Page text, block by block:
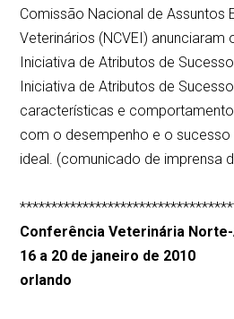
Comissão Nacional de Assuntos
Veterinários (NCVEI) anunciaram
Iniciativa de Atributos de
Iniciativa de Atributos de
características e
com o desempenho e o
ideal. (comunicado de imprensa
Conferência Veterinária
16 a 20 de janeiro de 2010
orlando